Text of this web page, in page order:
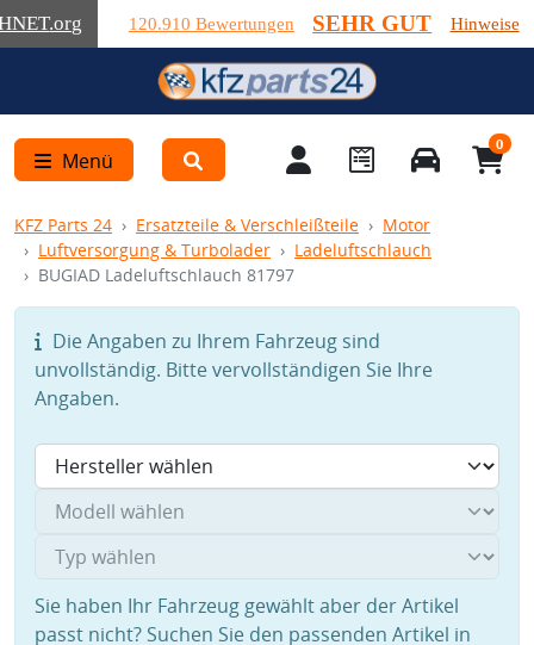
.org 120.910 Bewertungen SEHR GUT Hinweise
Menü
0
KFZ Parts 24 Ersatzteile & Verschleißteile
Motor
Luftversorgung & Turbolader
Ladeluftschlauch
BUGIAD Ladeluftschlauch 81797
Die Angaben zu Ihrem Fahrzeug sind
unvollständig. Bitte vervollständigen Sie Ihre
Angaben.
Sie haben Ihr Fahrzeug gewählt aber der Artikel
passt nicht? Suchen Sie den passenden Artikel in